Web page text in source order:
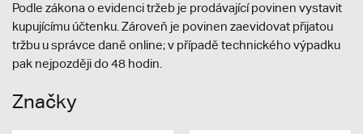
Podle zákona o evidenci tržeb je prodávající povinen vystavit
kupujícímu účtenku. Zároveň je povinen zaevidovat přijatou
tržbu u správce daně online; v případě technického výpadku
pak nejpozději do 48 hodin.
Značky